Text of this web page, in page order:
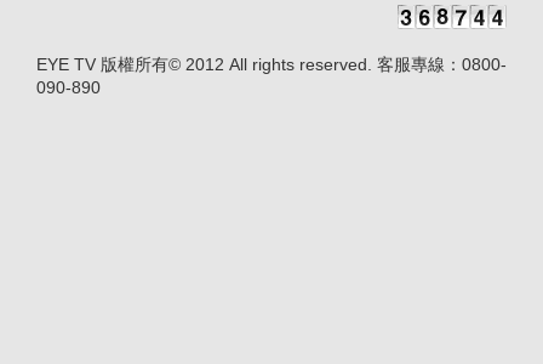
EYE TV 版權所有© 2012 All rights reserved. 客服專線：0800-
090-890